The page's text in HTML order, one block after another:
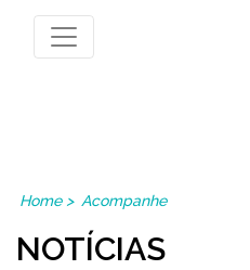
Home> Acompanhe
NOTÍCIAS